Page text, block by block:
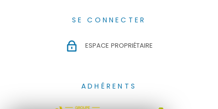
SE CONNECTER
ESPACE PROPRIÉTAIRE
ADHÉRENTS